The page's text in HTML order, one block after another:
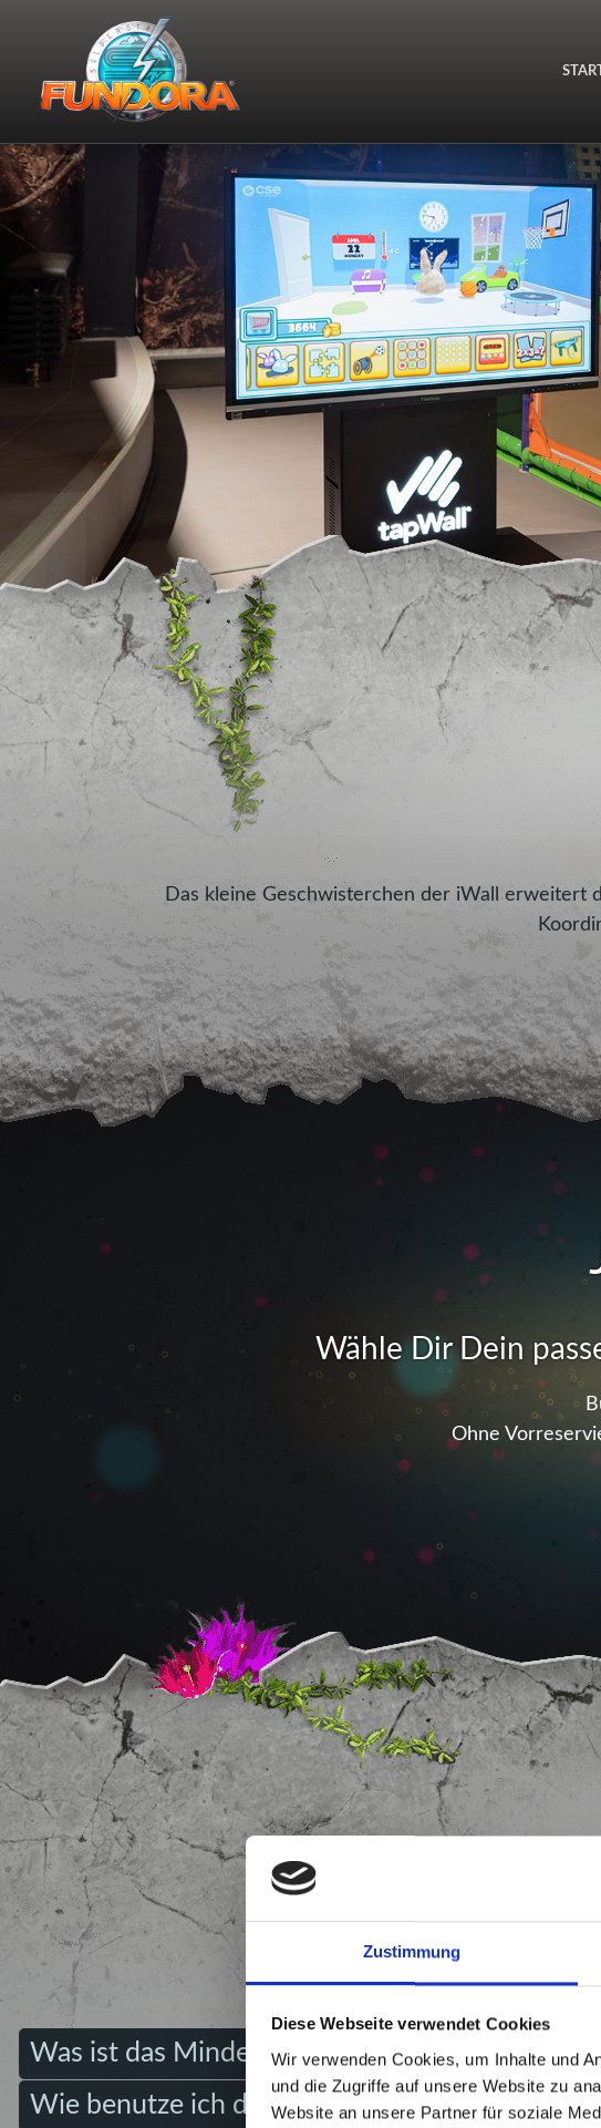
Zustimmung
Diese Webseite verwendet Cookies
Wir verwenden Cookies, um Inhalte und
und die Zugriffe auf unsere Website zu
Website an unsere Partner für soziale
Das kleine Geschwisterchen der iWall erweitert
Wähle Dir Dein
Ohne
Nachfolgend findest
Was ist das Mindestalter/Höchstalter?
Wie benutze ich die TapWall?